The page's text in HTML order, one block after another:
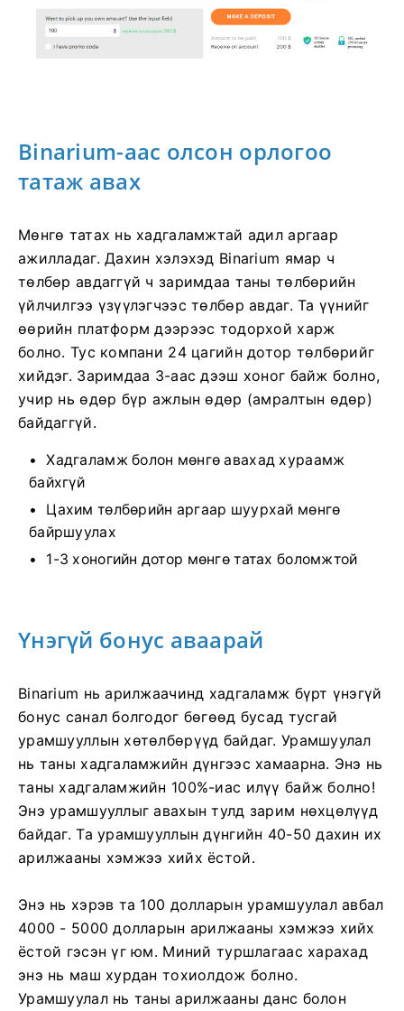
Binarium-аас олсон орлогоо
татаж авах
Мөнгө татах нь хадгаламжтай адил аргаар
ажилладаг. Дахин хэлэхэд Binarium ямар ч
төлбөр авдаггүй ч заримдаа таны төлбөрийн
үйлчилгээ үзүүлэгчээс төлбөр авдаг. Та үүнийг
өөрийн платформ дээрээс тодорхой харж
болно. Тус компани 24 цагийн дотор төлбөрийг
хийдэг. Заримдаа 3-аас дээш хоног байж болно,
учир нь өдөр бүр ажлын өдөр (амралтын өдөр)
байдаггүй.
Хадгаламж болон мөнгө авахад хураамж
байхгүй
Цахим төлбөрийн аргаар шуурхай мөнгө
байршуулах
1-3 хоногийн дотор мөнгө татах боломжтой
Үнэгүй бонус аваарай
Binarium нь арилжаачинд хадгаламж бүрт үнэгүй
бонус санал болгодог бөгөөд бусад тусгай
урамшууллын хөтөлбөрүүд байдаг. Урамшуулал
нь таны хадгаламжийн дүнгээс хамаарна. Энэ нь
таны хадгаламжийн 100%-иас илүү байж болно!
Энэ урамшууллыг авахын тулд зарим нөхцөлүүд
байдаг. Та урамшууллын дүнгийн 40-50 дахин их
арилжааны хэмжээ хийх ёстой.
Энэ нь хэрэв та 100 долларын урамшуулал авбал
4000 - 5000 долларын арилжааны хэмжээ хийх
ёстой гэсэн үг юм. Миний туршлагаас харахад
энэ нь маш хурдан тохиолдож болно.
Урамшуулал нь таны арилжааны данс болон